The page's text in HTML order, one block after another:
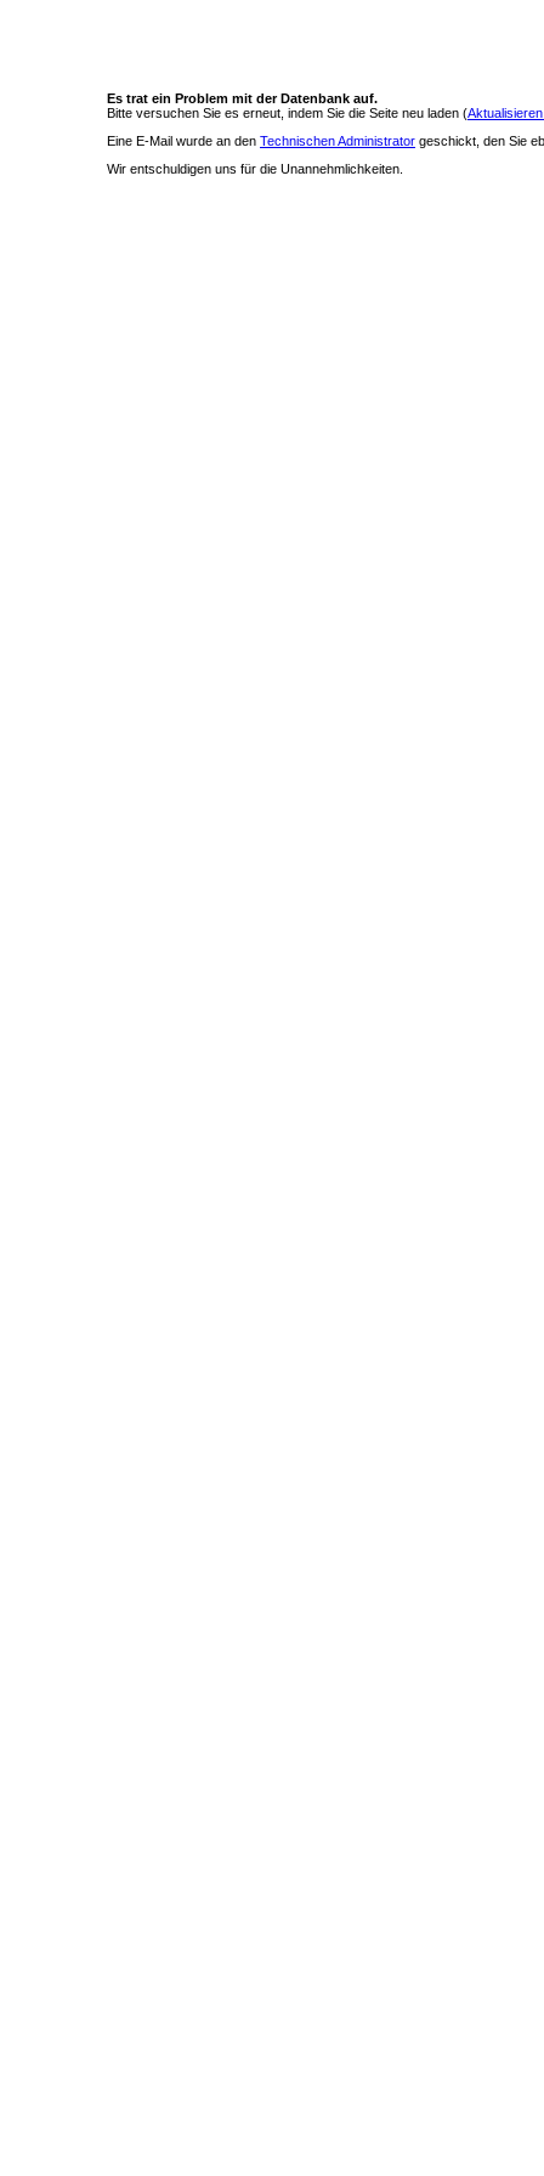
Es trat ein Problem mit der Datenbank auf.
Bitte versuchen Sie es erneut, indem Sie die Seite neu laden (
Eine E-Mail wurde an den Technischen Administrator geschickt, den Sie
Wir entschuldigen uns für die Unannehmlichkeiten.